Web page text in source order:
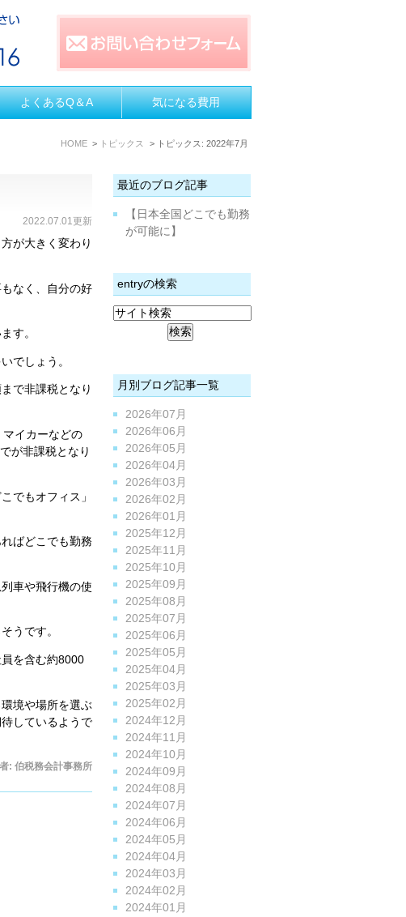
よくあるQ＆A 気になる費用
HOME トピックス トピックス: 2022年7月
2022.07.01更新
が大きく変わり
なく、自分の好
す。
でしょう。
で非課税となり
イカーなどの
が非課税となり
でもオフィス」
ばどこでも勤務
車や飛行機の使
うです。
を含む約8000
境や場所を選ぶ
しているようで
: 伯税務会計事務所
最近のブログ記事
【日本全国どこでも勤務
が可能に】
entryの検索
月別ブログ記事一覧
2026年07月
2026年06月
2026年05月
2026年04月
2026年03月
2026年02月
2026年01月
2025年12月
2025年11月
2025年10月
2025年09月
2025年08月
2025年07月
2025年06月
2025年05月
2025年04月
2025年03月
2025年02月
2024年12月
2024年11月
2024年10月
2024年09月
2024年08月
2024年07月
2024年06月
2024年05月
2024年04月
2024年03月
2024年02月
2024年01月